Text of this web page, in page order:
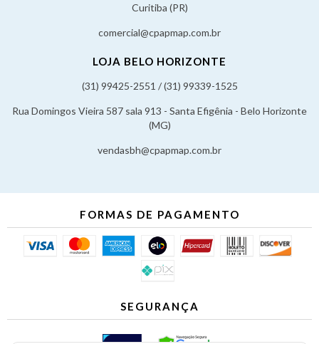
Curitiba (PR)
comercial@cpapmap.com.br
LOJA BELO HORIZONTE
(31) 99425-2551 / (31) 99339-1525
Rua Domingos Vieira 587 sala 913 - Santa Efigênia - Belo Horizonte
(MG)
vendasbh@cpapmap.com.br
FORMAS DE PAGAMENTO
SEGURANÇA